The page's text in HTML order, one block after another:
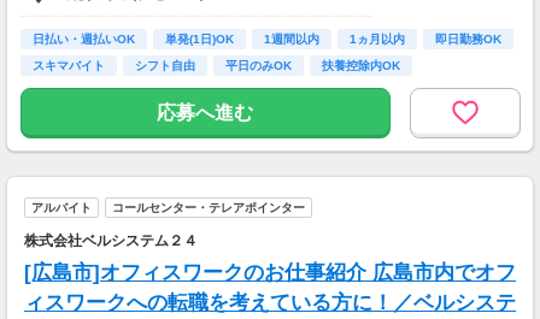
最大11,500円GET！
(弊社規定による)
日払い・週払いOK 単発(1日)OK 1週間以内 1ヵ月以内
即日勤務OK
スキマバイト
シフト自由 平日のみOK 扶養控除内OK
応募へ進む
アルバイト コールセンター・テレアポインター
株式会社ベルシステム２４
[広島市]オフィスワークのお仕事紹介 広島市内でオフ
ィスワークへの転職を考えている方に！／ベルシステ